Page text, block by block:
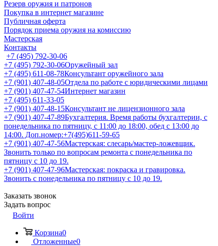
Резерв оружия и патронов
Покупка в интернет магазине
Публичная оферта
Порядок приема оружия на комиссию
Мастерская
Контакты
+7 (495) 792-30-06
+7 (495) 792-30-06Оружейный зал
+7 (495) 611-08-78Консультант оружейного зала
+7 (901) 407-48-05Отдела по работе с юридическими лицами
+7 (901) 407-47-54Интернет магазин
+7 (495) 611-33-05
+7 (901) 407-48-15Консультант не лицензионного зала
+7 (901) 407-47-89Бухгалтерия. Время работы бухгалтерии, с
понедельника по пятницу, с 11:00 до 18:00, обед с 13:00 до
14:00. Доп.номер:+7(495)611-59-65
+7 (901) 407-47-56Мастерская: слесарь/мастер-ложевщик.
Звонить только по вопросам ремонта с понедельника по
пятницу с 10 до 19.
+7 (901) 407-47-96Мастерская: покраска и гравировка.
Звонить с понедельника по пятницу с 10 до 19.
Заказать звонок
Задать вопрос
Войти
Корзина0
Отложенные0